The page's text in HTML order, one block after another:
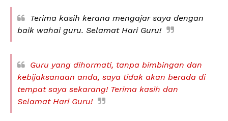
Terima kasih kerana mengajar saya dengan
baik wahai guru. Selamat Hari Guru!
Guru yang dihormati, tanpa bimbingan dan
kebijaksanaan anda, saya tidak akan berada di
tempat saya sekarang! Terima kasih dan
Selamat Hari Guru!